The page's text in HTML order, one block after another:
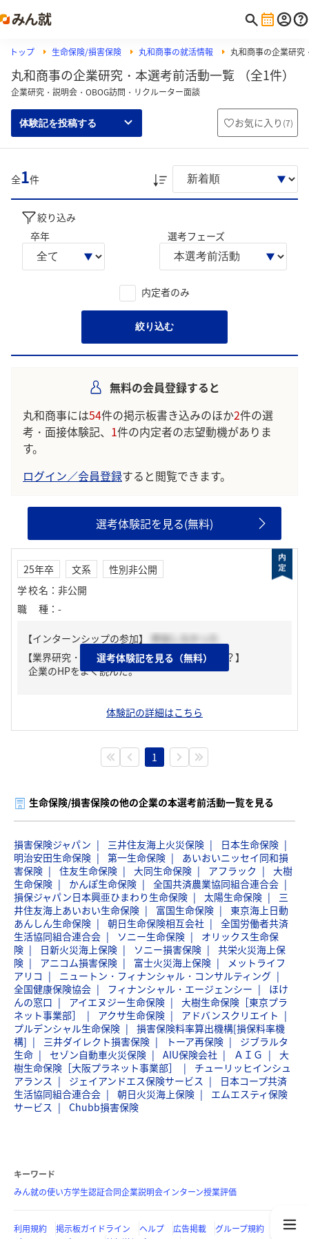
トップ 生命保険/損害保険 丸和商事の就活情報 丸和商事の企業研究
丸和商事の企業研究・本選考前活動一覧 （全1件）
企業研究・説明会・OBOG訪問・リクルーター面談
体験記を投稿する お気に入り (7)
全1件
絞り込み
卒年
選考フェーズ
内定者のみ
絞り込む
無料の会員登録すると
丸和商事には54件の掲示板書き込みのほか2件の選
考・面接体験記、 1件の内定者の志望動機がありま
す。
ログイン／会員登録すると閲覧できます。
選考体験記を見る(無料)
25年卒 文系
性別非公開
学校名 ： 非公開
職種 ： -
【インターンシップの参加】
参加しなかった
【業界研究・企業研究はどんな風にしましたか？】
企業のHPをよく読んだ。
選考体験記を見る（無料）
体験記の詳細はこちら
1
生命保険/損害保険の他の企業の本選考前活動一覧を見る
損害保険ジャパン 三井住友海上火災保険
日本生命保険
明治安田生命保険
第一生命保険
あいおいニッセイ同和損
害保険
住友生命保険 大同生命保険 アフラック
大樹
生命保険
かんぽ生命保険
全国共済農業協同組合連合会
損保ジャパン日本興亜ひまわり生命保険
太陽生命保険
三
井住友海上あいおい生命保険
富国生命保険
東京海上日動
あんしん生命保険
朝日生命保険相互会社
全国労働者共済
生活協同組合連合会
ソニー生命保険
オリックス生命保
険
日新火災海上保険 ソニー損害保険
共栄火災海上保
険
アニコム損害保険 富士火災海上保険
メットライフ
アリコ
ニュートン・フィナンシャル・コンサルティング
全国健康保険協会
フィナンシャル・エージェンシー
ほけ
んの窓口
アイエヌジー生命保険
大樹生命保険［東京プラ
ネット事業部］
アクサ生命保険
アドバンスクリエイト
プルデンシャル生命保険
損害保険料率算出機構[損保料率機
構]
三井ダイレクト損害保険 トーア再保険
ジブラルタ
生命
セゾン自動車火災保険 AIU保険会社 ＡＩＧ
大
樹生命保険［大阪プラネット事業部］
チューリッヒインシュ
アランス
ジェイアンドエス保険サービス
日本コープ共済
生活協同組合連合会
朝日火災海上保険
エムエスティ保険
サービス
Chubb損害保険
キーワード
みん就の使い方学生認証合同企業説明会インターン授業評価
利用規約 掲示板ガイドライン ヘルプ 広告掲載
グループ規約